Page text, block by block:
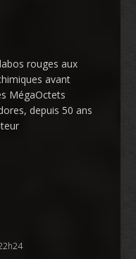
rouges aux
avant
MégaOctets
depuis 50 ans